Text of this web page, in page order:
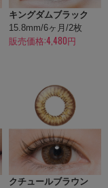
キングダムブラック
15.8mm/6ヶ月/2枚
販売価格:4,480円
クチュールブラウン